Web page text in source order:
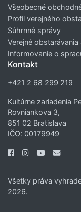
Všeobecné
Profil verejného
Súhrnné správy
Verejné
Informovanie o
Kontakt
+421 2 68 299 219
Kultúrne zariadenia
Rovniankova 3,
851 02 Bratislava
IČO: 00179949
Všetky práva
2026.